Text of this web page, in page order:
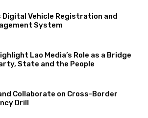
Digital Vehicle Registration and
System
Lao Media’s Role as a Bridge
State and the People
Collaborate on Cross-Border
Drill